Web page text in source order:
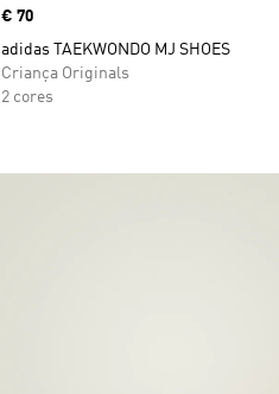
Price
€ 70
adidas TAEKWONDO MJ SHOES
Criança Originals
2 cores